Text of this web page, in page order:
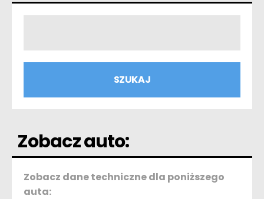
Zobacz auto:
Zobacz dane techniczne dla poniższego
auta: